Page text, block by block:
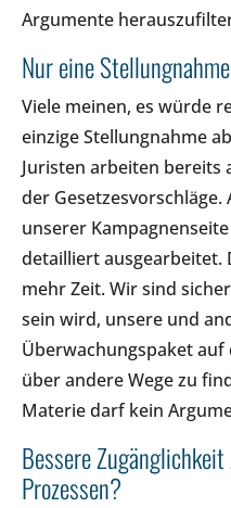
Argumente
Nur eine
Viele meinen, es würde
einzige Stellungnahme
Juristen arbeiten bereits
der
unserer
detailliert ausgearbeitet.
mehr Zeit. Wir sind
sein wird, unsere und
Überwachungspaket
über andere Wege zu
Materie darf kein
Bessere
Prozessen?